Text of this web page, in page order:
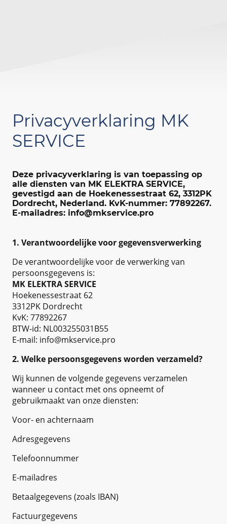
Privacyverklaring MK
SERVICE
Deze privacyverklaring is van toepassing op
alle diensten van MK ELEKTRA SERVICE,
gevestigd aan de Hoekenessestraat 62, 3312PK
Dordrecht, Nederland. KvK-nummer: 77892267.
E-mailadres: info@mkservice.pro
1. Verantwoordelijke voor gegevensverwerking
De verantwoordelijke voor de verwerking van
persoonsgegevens is:
MK ELEKTRA SERVICE
Hoekenessestraat 62
3312PK Dordrecht
KvK: 77892267
BTW-id: NL003255031B55
E-mail: info@mkservice.pro
2. Welke persoonsgegevens worden verzameld?
Wij kunnen de volgende gegevens verzamelen
wanneer u contact met ons opneemt of
gebruikmaakt van onze diensten:
Voor- en achternaam
Adresgegevens
Telefoonnummer
E-mailadres
Betaalgegevens (zoals IBAN)
Factuurgegevens